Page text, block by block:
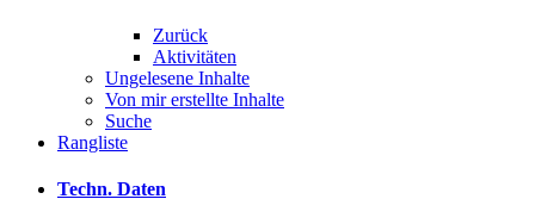
Zurück
Aktivitäten
Ungelesene Inhalte
Von mir erstellte Inhalte
Suche
Rangliste
Techn. Daten